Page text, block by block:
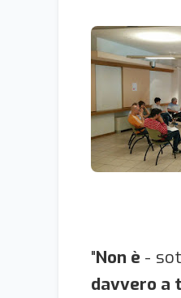
"Non è -
davvero a